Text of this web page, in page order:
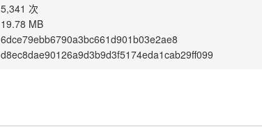
5,341 次
19.78 MB
6dce79ebb6790a3bc661d901b03e2ae8
d8ec8dae90126a9d3b9d3f5174eda1cab29ff099